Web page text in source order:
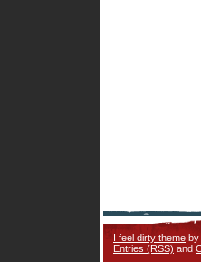
I feel dirty theme by
Entries (RSS) and